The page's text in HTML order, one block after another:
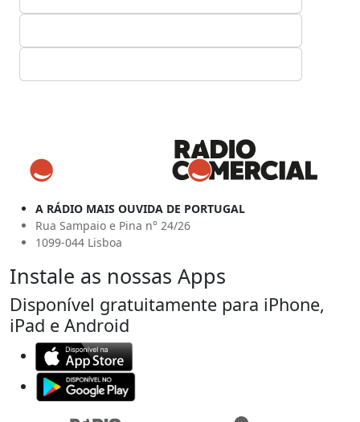
A RÁDIO MAIS OUVIDA DE PORTUGAL
Rua Sampaio e Pina n° 24/26
1099-044 Lisboa
Instale as nossas Apps
Disponível gratuitamente para iPhone,
iPad e Android